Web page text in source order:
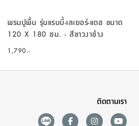
พรมปูพื้น รุ่นแรบบี้-เลเยอร์-แดช ขนาด
120 X 180 ซม. - สีขาวงาช้าง
1,790.-
ติดตามเรา